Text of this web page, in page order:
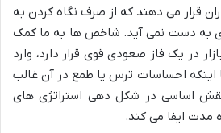
قرار می دهند که از صرف نگاه کردن به
به دست نمی آید. شاخص ها به ما کمک
در یک فاز صعودی قوی قرار دارد، وارد
اینکه احساسات ترس یا طمع در آن غالب
اساسی در شکل دهی استراتژی های
مدت ایفا می کند.